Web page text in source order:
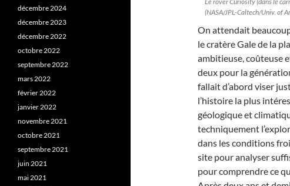
(NASA/JPL-Caltech/Univ. of
On attendait
le cratère Gale de la
ambitieuse, coûteuse
deux pour la
fallait d’abord viser
l’histoire la plus
géologique et
techniquement
dans les conditions
site pour analyser
pour comprendre ce
décembre 2024
décembre 2023
décembre 2022
octobre 2022
septembre 2022
mars 2022
février 2022
janvier 2022
novembre 2021
octobre 2021
septembre 2021
juin 2021
mai 2021